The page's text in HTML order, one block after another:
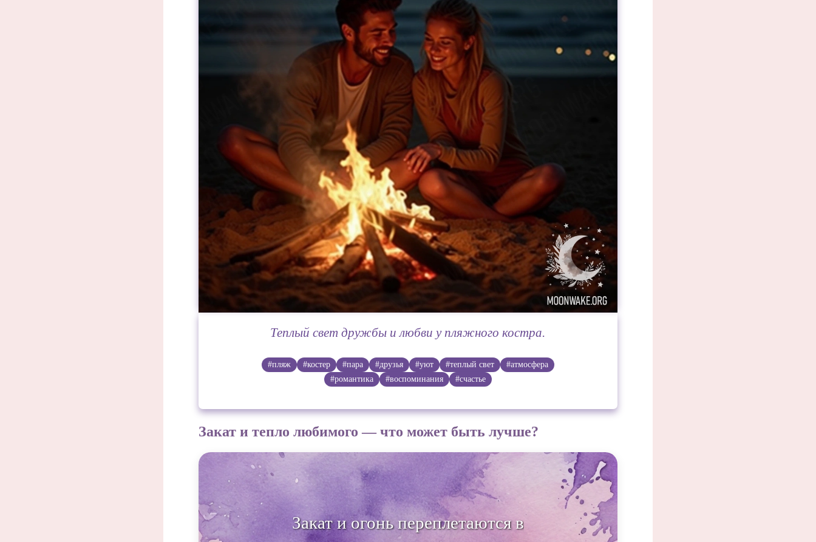
Теплый свет дружбы и любви у пляжного костра.
#пляж #костер #пара #друзья #уют #теплый свет
#атмосфера
#романтика
#воспоминания #счастье
Закат и тепло любимого — что может быть лучше?
Закат и огонь переплетаются в нашем будущем.